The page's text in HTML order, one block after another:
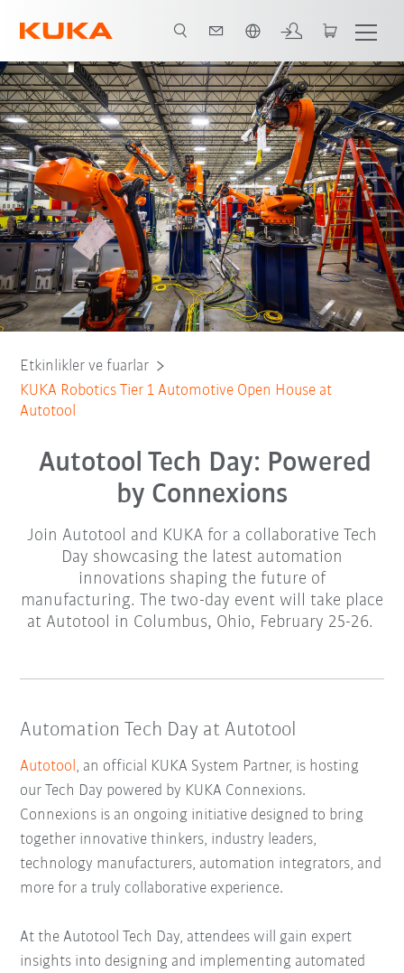
Overview Agenda Technology
Etkinlikler ve fuarlar
KUKA Robotics Tier 1 Automotive Open House at
Autotool
Autotool Tech Day: Powered
by Connexions
Join Autotool and KUKA for a collaborative Tech
Day showcasing the latest automation
innovations shaping the future of
manufacturing. The two-day event will take place
at Autotool in Columbus, Ohio, February 25-26.
Automation Tech Day at Autotool
Autotool , an official KUKA System Partner, is hosting
our Tech Day powered by KUKA Connexions.
Connexions is an ongoing initiative designed to bring
together innovative thinkers, industry leaders,
technology manufacturers, automation integrators, and
more for a truly collaborative experience.
At the Autotool Tech Day, attendees will gain expert
insights into designing and implementing automated